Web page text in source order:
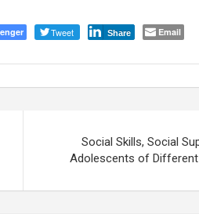
Tweet Share Email
Social Skills, Social
Adolescents of